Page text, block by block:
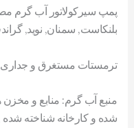
پمپ سیرکولاتور آب گرم
بلنکاست, سمنان, نوید,
ترمستات مستغرق و جداری:
منبع آب گرم: منابع و مخزن
شده و کارخانه شناخته شده